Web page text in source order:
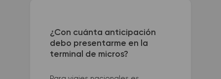
¿Con cuánta anticipación
debo presentarme en la
terminal de micros?